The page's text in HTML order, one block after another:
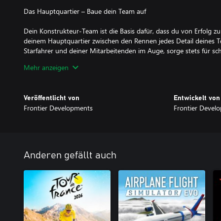
Das Hauptquartier – Baue dein Team auf
Dein Konstrukteur-Team ist die Basis dafür, dass du von Erfolg
deinem Hauptquartier zwischen den Rennen jedes Detail deines
Starfahrer und deiner Mitarbeitenden im Auge, sorge stets für
für die kommenden Rennen zu sichern.
Tobe dich mit dem erstaunlichen neuen Fahrzeugdesign für das
konzentrieren, die verbessert werden sollten, oder in bestimmten
punkten?
Das Rennen – Kreiere deine Strategie und setze sie um
Vom Startschuss bis zur Zielflagge – du hast die totale Kontrolle.
Boxenstopp-Strategie über die Wahl der Reifen bis hin zu den
bei dir. Plane deine Herangehensweise im Voraus, aber sei stets
Mehr anzeigen
Veröffentlicht von
Frontier Developments
Entwickelt von
Frontier
Anderen gefällt auch